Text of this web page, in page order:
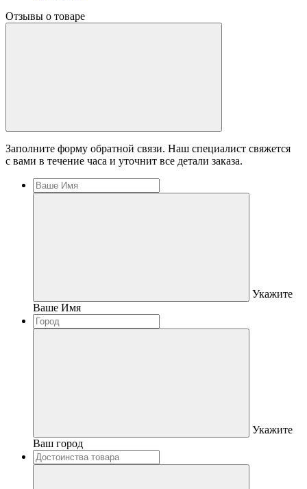
Отзывы о товаре
Заполните форму обратной связи. Наш специалист свяжется
с вами в течение часа и уточнит все детали заказа.
Укажите
Ваше Имя
Укажите
Ваш город